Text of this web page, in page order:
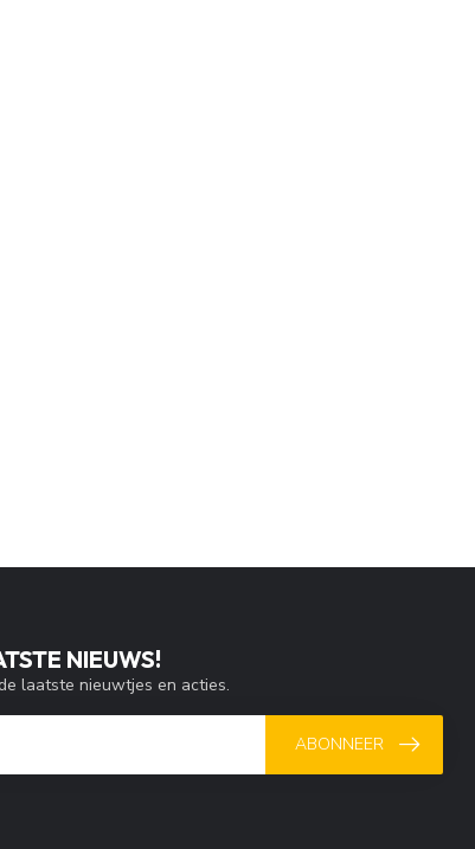
NIEUWS!
laatste nieuwtjes en acties.
ABONNEER